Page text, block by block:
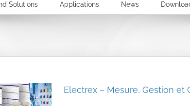
Solutions Applications News
Electrex – Mesure, Gestion et